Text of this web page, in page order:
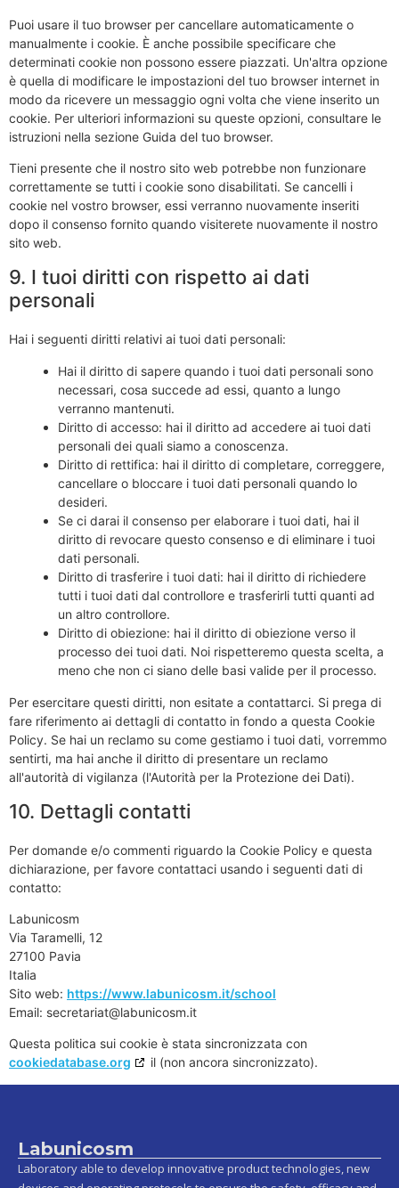
Puoi usare il tuo browser per cancellare automaticamente o
manualmente i cookie. È anche possibile specificare che
determinati cookie non possono essere piazzati. Un'altra opzione
è quella di modificare le impostazioni del tuo browser internet in
modo da ricevere un messaggio ogni volta che viene inserito un
cookie. Per ulteriori informazioni su queste opzioni, consultare le
istruzioni nella sezione Guida del tuo browser.
Tieni presente che il nostro sito web potrebbe non funzionare
correttamente se tutti i cookie sono disabilitati. Se cancelli i
cookie nel vostro browser, essi verranno nuovamente inseriti
dopo il consenso fornito quando visiterete nuovamente il nostro
sito web.
9. I tuoi diritti con rispetto ai dati
personali
Hai i seguenti diritti relativi ai tuoi dati personali:
Hai il diritto di sapere quando i tuoi dati personali sono
necessari, cosa succede ad essi, quanto a lungo
verranno mantenuti.
Diritto di accesso: hai il diritto ad accedere ai tuoi dati
personali dei quali siamo a conoscenza.
Diritto di rettifica: hai il diritto di completare, correggere,
cancellare o bloccare i tuoi dati personali quando lo
desideri.
Se ci darai il consenso per elaborare i tuoi dati, hai il
diritto di revocare questo consenso e di eliminare i tuoi
dati personali.
Diritto di trasferire i tuoi dati: hai il diritto di richiedere
tutti i tuoi dati dal controllore e trasferirli tutti quanti ad
un altro controllore.
Diritto di obiezione: hai il diritto di obiezione verso il
processo dei tuoi dati. Noi rispetteremo questa scelta, a
meno che non ci siano delle basi valide per il processo.
Per esercitare questi diritti, non esitate a contattarci. Si prega di
fare riferimento ai dettagli di contatto in fondo a questa Cookie
Policy. Se hai un reclamo su come gestiamo i tuoi dati, vorremmo
sentirti, ma hai anche il diritto di presentare un reclamo
all'autorità di vigilanza (l'Autorità per la Protezione dei Dati).
10. Dettagli contatti
Per domande e/o commenti riguardo la Cookie Policy e questa
dichiarazione, per favore contattaci usando i seguenti dati di
contatto:
Labunicosm
Via Taramelli, 12
27100 Pavia
Italia
Sito web: https://www.labunicosm.it/school
Email: secretariat@labunicosm.it
Questa politica sui cookie è stata sincronizzata con
cookiedatabase.org
il (non ancora sincronizzato).
Labunicosm
Laboratory able to develop innovative product technologies, new